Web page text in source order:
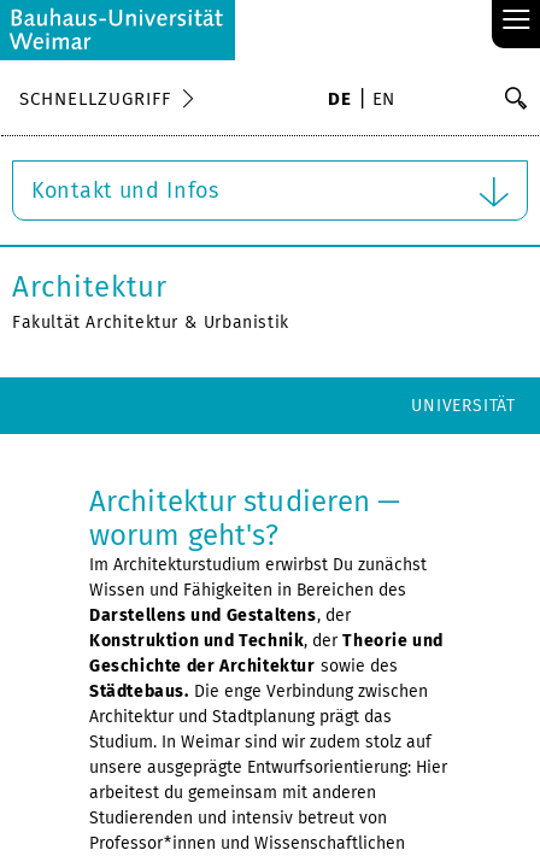
≡
SCHNELLZUGRIFF DE EN
Kontakt und Infos
Architektur
Fakultät Architektur & Urbanistik
UNIVERSITÄT
Architektur studieren —
worum geht's?
Im Architekturstudium erwirbst Du zunächst
Wissen und Fähigkeiten in Bereichen des
Darstellens und Gestaltens, der
Konstruktion und Technik, derTheorie und
Geschichte der Architektur sowie des
Städtebaus. Die enge Verbindung zwischen
Architektur und Stadtplanung prägt das
Studium. In Weimar sind wir zudem stolz auf
unsere ausgeprägte Entwurfsorientierung: Hier
arbeitest du gemeinsam mit anderen
Studierenden und intensiv betreut von
Professor*innen und Wissenschaftlichen